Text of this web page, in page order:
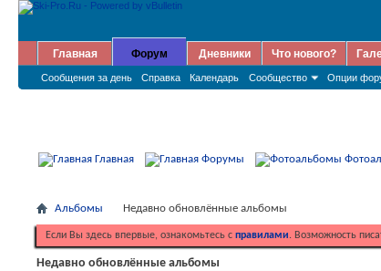
Главная Форум
Сообщения за день Справка Календарь Сообщество Опции
Дневники Что нового?
Главная
Форумы
Альбомы Недавно обновлённые альбомы
Если Вы здесь впервые, ознакомьтесь с правилами. Возможность
Недавно обновлённые альбомы